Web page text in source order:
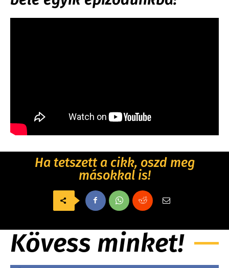
Ha tetszett a cikk, oszd meg
másokkal is!
Kövess minket!